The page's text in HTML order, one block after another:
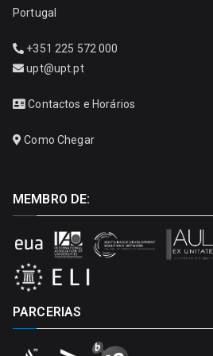
Portugal
+351 225 572 000
upt@upt.pt
Contactos e Horários
Como Chegar
MEMBRO DE:
PARCERIAS